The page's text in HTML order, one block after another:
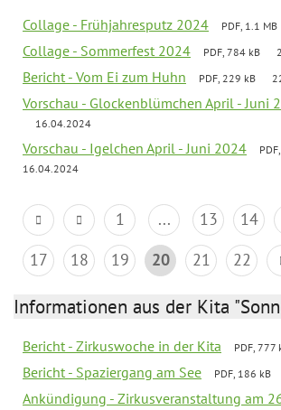
Collage - Frühjahresputz 2024 PDF, 1.1 MB
Collage - Sommerfest 2024 PDF, 784 kB
Bericht - Vom Ei zum Huhn PDF, 229 kB
Vorschau - Glockenblümchen April - Juni
16.04.2024
Vorschau - Igelchen April - Juni 2024
16.04.2024
1 ... 13 14
17
18 19 20 21 22
Informationen aus der Kita
Bericht - Zirkuswoche in der Kita PDF, 777
Bericht - Spaziergang am See PDF, 186 kB
Ankündigung - Zirkusveranstaltung am